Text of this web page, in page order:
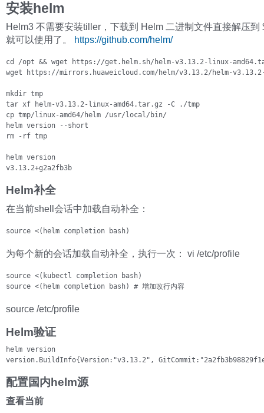
安装helm
Helm3 不需要安装tiller，下载到 Helm 二进制文件直接解压到
就可以使用了。 https://github.com/helm/
cd /opt && wget https://get.helm.sh/helm-v3.13.2-linux-
wget https://mirrors.huaweicloud.com/helm/v3.13.2/helm-
mkdir tmp
tar xf helm-v3.13.2-linux-amd64.tar.gz -C ./tmp
cp tmp/linux-amd64/helm /usr/local/bin/
helm version --short
rm -rf tmp
helm version
v3.13.2+g2a2fb3b
Helm补全
在当前shell会话中加载自动补全：
source <(helm completion bash)
为每个新的会话加载自动补全，执行一次： vi /etc/profile
source <(kubectl completion bash)
source <(helm completion bash) # 增加改行内容
source /etc/profile
Helm验证
helm version
version.BuildInfo{Version:"v3.13.2",
配置国内helm源
查看当前